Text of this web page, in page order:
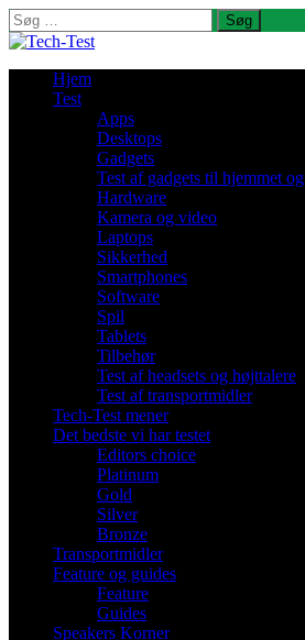
Søg
efter:
Hjem
Test
Apps
Desktops
Gadgets
Test af gadgets til hjemmet
Hardware
Kamera og video
Laptops
Sikkerhed
Smartphones
Software
Spil
Tablets
Tilbehør
Test af headsets og højttalere
Test af transportmidler
Tech-Test mener
Det bedste vi har testet
Editors choice
Platinum
Gold
Silver
Bronze
Transportmidler
Feature og guides
Feature
Guides
Speakers Korner